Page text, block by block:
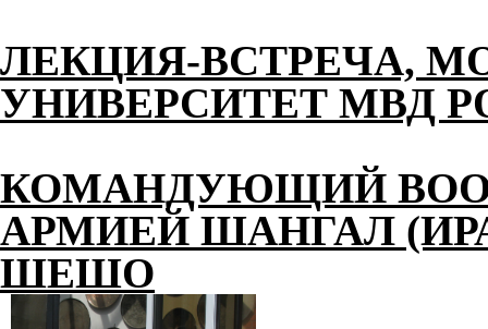
ЛЕКЦИЯ-ВСТРЕЧА,
УНИВЕРСИТЕТ МВД
КОМАНДУЮЩИЙ
АРМИЕЙ ШАНГАЛ
ШЕШО